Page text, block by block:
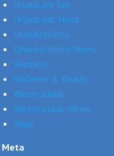
Urlaub am See
Urlaub mit Hund
Urlaubsthema
Urlaubsthema-News
Wandern
Wellness & Beauty
Winterurlaub
Winterurlaub-News
Yoga
Meta